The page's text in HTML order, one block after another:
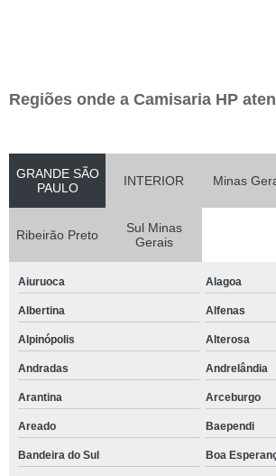
Regiões onde a Camisaria HP
GRANDE SÃO
PAULO
INTERIOR Minas
Ribeirão Preto
Sul Minas
Gerais
Aiuruoca Alagoa
Albertina Alfenas
Alpinópolis Alterosa
Andradas Andrelândia
Arantina Arceburgo
Areado Baependi
Bandeira do Sul Boa